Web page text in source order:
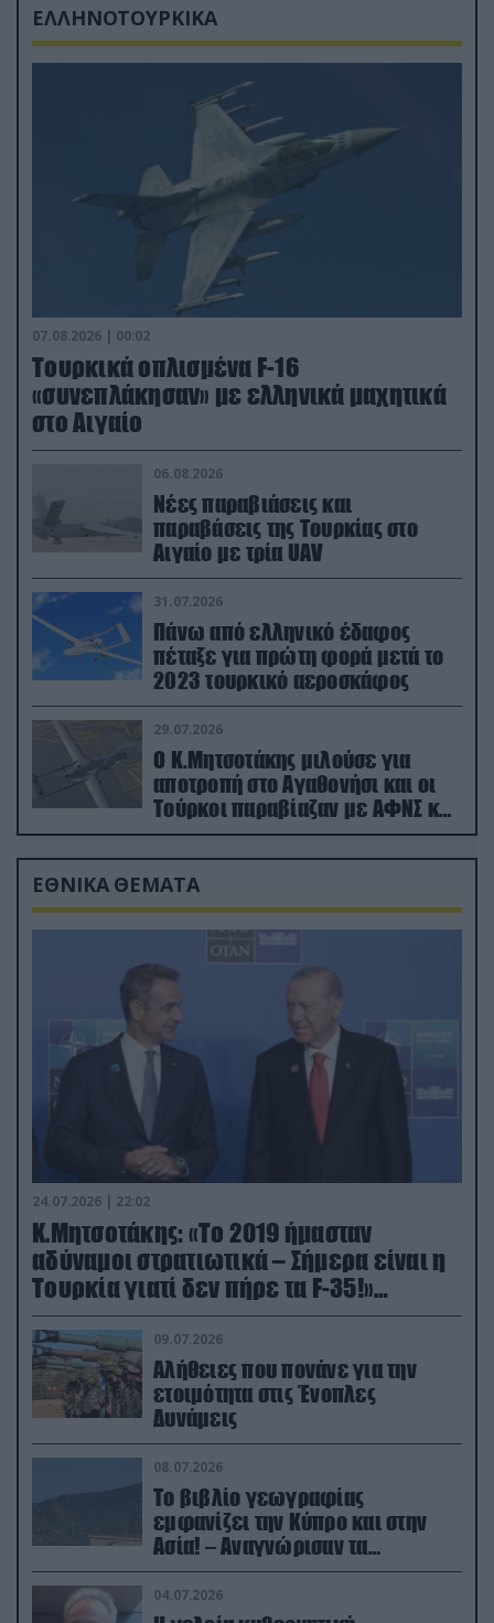
ΕΛΛΗΝΟΤΟΥΡΚΙΚΑ
07.08.2026 | 00:02
Τουρκικά οπλισμένα F-16
«συνεπλάκησαν» με ελληνικά μαχητικά
στο Αιγαίο
06.08.2026
Νέες παραβιάσεις και
παραβάσεις της Τουρκίας στο
Αιγαίο με τρία UAV
31.07.2026
Πάνω από ελληνικό έδαφος
πέταξε για πρώτη φορά μετά το
2023 τουρκικό αεροσκάφος
29.07.2026
Ο Κ.Μητσοτάκης μιλούσε για
αποτροπή στο Αγαθονήσι και οι
Τούρκοι παραβίαζαν με ΑΦΝΣ και
drone
ΕΘΝΙΚΑ ΘΕΜΑΤΑ
24.07.2026 | 22:02
Κ.Μητσοτάκης: «Το 2019 ήμασταν
αδύναμοι στρατιωτικά – Σήμερα είναι η
Τουρκία γιατί δεν πήρε τα F-35!»
(βίντεο)
09.07.2026
Αλήθειες που πονάνε για την
ετοιμότητα στις Ένοπλες
Δυνάμεις
08.07.2026
Το βιβλίο γεωγραφίας
εμφανίζει την Κύπρο και στην
Ασία! – Αναγνώρισαν τα
κατεχόμενα; (φωτο)
04.07.2026